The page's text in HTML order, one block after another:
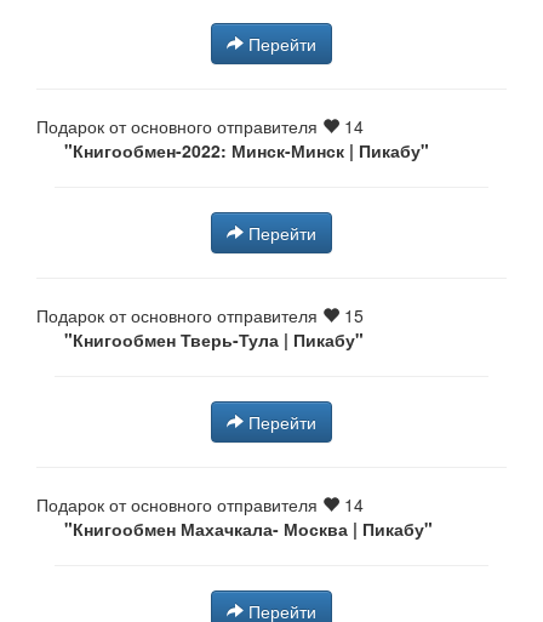
Перейти
Подарок от основного отправителя
14
"Книгообмен-2022: Минск-Минск | Пикабу"
Перейти
Подарок от основного отправителя
15
"Книгообмен Тверь-Тула | Пикабу"
Перейти
Подарок от основного отправителя
14
"Книгообмен Махачкала- Москва | Пикабу"
Перейти